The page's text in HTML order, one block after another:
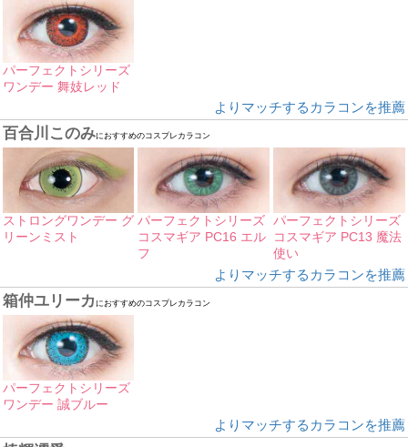
パーフェクトシリーズ
ワンデー 舞妓レッド
よりマッチするカラコンを推薦
百合川このみにおすすめのコスプレカラコン
ストロングワンデー グ
リーンミスト
パーフェクトシリーズ
コスマギア PC16 エル
フ
パーフェクトシリーズ
コスマギア PC13 魔法
使い
よりマッチするカラコンを推薦
箱仲ユリーカ におすすめのコスプレカラコン
パーフェクトシリーズ
ワンデー 誠ブルー
よりマッチするカラコンを推薦